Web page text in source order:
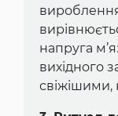
напруга
вихідного
свіжішими,